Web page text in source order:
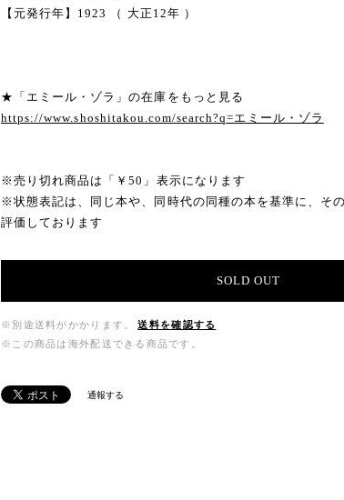
【元発行年】1923 （ 大正12年 ）
★「エミール・ゾラ」の在庫をもっと見る
https://www.shoshitakou.com/search?q=エミール・ゾラ
※売り切れ商品は「￥50」表示になります
※状態表記は、同じ本や、同時代の同種の本を基準に、そ
評価しております
SOLD OUT
※別途送料がかかります。
送料を確認する
※この商品は海外配送できる商品です。
通報する